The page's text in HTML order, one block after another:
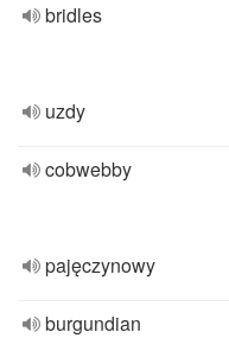
bridles
uzdy
cobwebby
pajęczynowy
burgundian